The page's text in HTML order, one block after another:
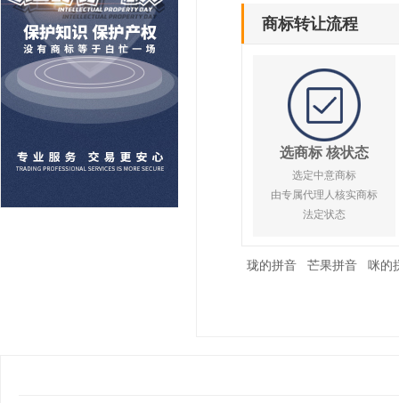
商标转让流程
选商标 核状态
选定中意商标
由专属代理人核实商标
法定状态
珑的拼音 芒果拼音 咪的